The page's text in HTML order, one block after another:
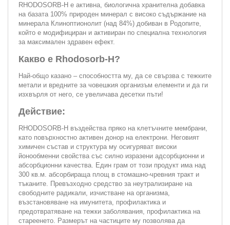
RHODOSORB-H е активна, биологична хранителна добавка
на базата 100% природен минерал с високо съдържание на
минерала Клиноптионолит (над 84%) добиван в Родопите,
който е модифициран и активиран по специална технология
за максимален здравен ефект.
Какво е Rhodosorb-H?
Най-общо казано – способността му, да се свързва с тежките
метали и вредните за човешкия организъм елементи и да ги
изхвърля от него, се увеличава десетки пъти!
Действие:
RHODOSORB-H въздейства пряко на клетъчните мембрани,
като повърхностно активен донор на електрони. Неговият
химичен състав и структура му осигуряват високи
йонообменни свойства със силно изразени адсорбционни и
абсорбционни качества. Един грам от този продукт има над
300 кв.м. абсорбираща площ в стомашно-чревния тракт и
тъканите. Превъзходно средство за неутрализиране на
свободните радикали, изчистване на организма,
възстановяване на имунитета, профилактика и
предотвратяване на тежки заболявания, профилактика на
стареенето. Размерът на частиците му позволява да